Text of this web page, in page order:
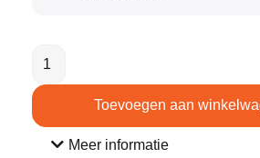
Toevoegen aan
Meer informatie